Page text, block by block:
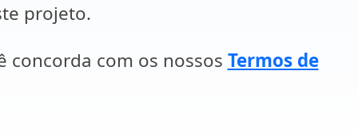
projeto.
concorda com os nossos Termos de